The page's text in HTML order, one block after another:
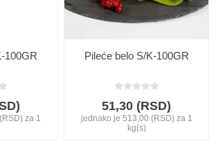
100GR
za 1
Pileće belo S/K-100GR
51,30 (RSD)
jednako je 513,00 (RSD) za 1
kg(s)